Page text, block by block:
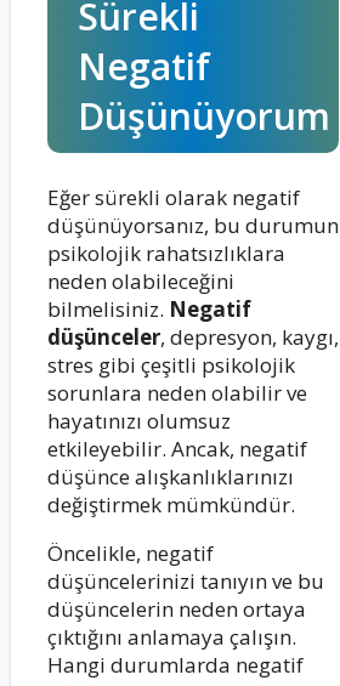
Sürekli
Negatif
Düşünüyorum
Eğer sürekli olarak negatif
düşünüyorsanız, bu durumun
psikolojik rahatsızlıklara
neden olabileceğini
bilmelisiniz. Negatif
düşünceler, depresyon, kaygı,
stres gibi çeşitli psikolojik
sorunlara neden olabilir ve
hayatınızı olumsuz
etkileyebilir. Ancak, negatif
düşünce alışkanlıklarınızı
değiştirmek mümkündür.
Öncelikle, negatif
düşüncelerinizi tanıyın ve bu
düşüncelerin neden ortaya
çıktığını anlamaya çalışın.
Hangi durumlarda negatif